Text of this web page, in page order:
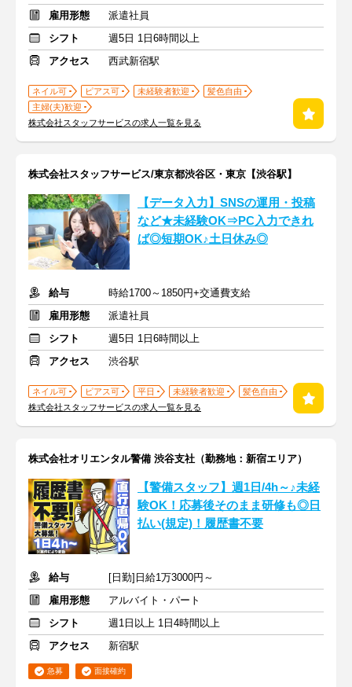
雇用形態
派遣社員
シフト
週5日 1日6時間以上
アクセス
西武新宿駅
ネイル可 ピアス可 未経験者歓迎
髪色自由
主婦(夫)歓迎
株式会社スタッフサービスの求人一覧を見る
株式会社スタッフサービス/東京都渋谷区・東京【渋谷駅】
【データ入力】SNSの運用・投稿
など★未経験OK⇒PC入力できれ
ば◎短期OK♪土日休み◎
給与
時給1700～1850円+交通費支給
雇用形態
派遣社員
シフト
週5日 1日6時間以上
アクセス
渋谷駅
ネイル可 ピアス可 平日 未経験者歓迎
髪色自由
株式会社スタッフサービスの求人一覧を見る
株式会社オリエンタル警備 渋谷支社（勤務地：新宿エリア）
【警備スタッフ】週1日/4h～♪未経
験OK！応募後そのまま研修も◎日
払い(規定)！履歴書不要
給与
[日勤]日給1万3000円～
雇用形態
アルバイト・パート
シフト
週1日以上 1日4時間以上
アクセス
新宿駅
急募 面接確約